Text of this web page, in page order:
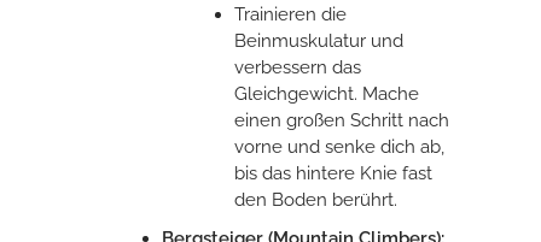
Trainieren die
Beinmuskulatur und
verbessern das
Gleichgewicht. Mache
einen großen Schritt nach
vorne und senke dich ab,
bis das hintere Knie fast
den Boden berührt.